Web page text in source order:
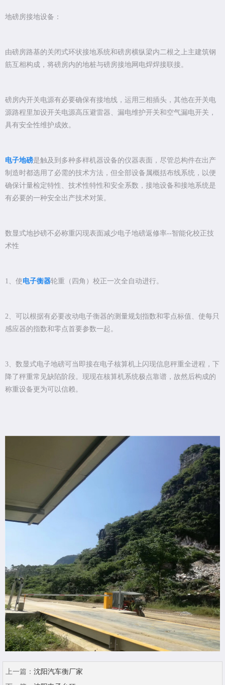
地磅房接地设备：
由磅房路基的关闭式环状接地系统和磅房横纵梁内二根之上主建筑钢
筋互相构成，将磅房内的地桩与磅房接地网电焊焊接联接。
磅房内开关电源有必要确保有接地线，运用三相插头，其他在开关电
源路程里加设开关电源高压避雷器、漏电维护开关和空气漏电开关，
具有安全性维护成效。
电子地磅是触及到多种多样机器设备的仪器表面，尽管总构件在出产
制造时都选用了必需的技术方法，但全部设备属概括布线系统，以便
确保计量检定特性、技术性特性和安全系数，接地设备和接地系统是
有必要的一种安全出产技术对策。
数显式地抄磅不必称重闪现表面减少电子地磅返修率--智能化校正技
术性
1 、使 电子衡器轮重（四角）校正一次全自动进行。
2 、可以根据有必要改动电子衡器的测量规划指数和零点标值、使每只
感应器的指数和零点首要参数一起。
3 、数显式电子地磅可当即接在电子核算机上闪现信息秤重全进程，下
降了秤重常见缺陷阶段。现现在核算机系统极点靠谱，故然后构成的
称重设备更为可以信赖。
上一篇： 沈阳汽车衡厂家